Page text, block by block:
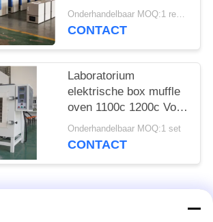
het Doosexperiment
Onderhandelbaar MOQ:1 reeks
CONTACT
Laboratorium
elektrische box muffle
oven 1100c 1200c Voor
de industrie
Onderhandelbaar MOQ:1 set
CONTACT
categorieën